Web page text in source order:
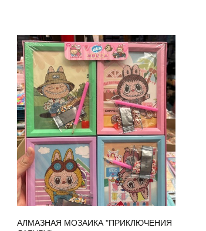
АЛМАЗНАЯ МОЗАИКА "ПРИКЛЮЧЕНИЯ